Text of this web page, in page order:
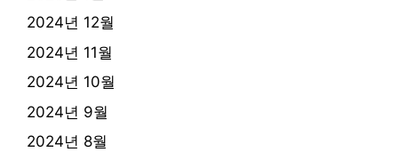
2024년 12월
2024년 11월
2024년 10월
2024년 9월
2024년 8월